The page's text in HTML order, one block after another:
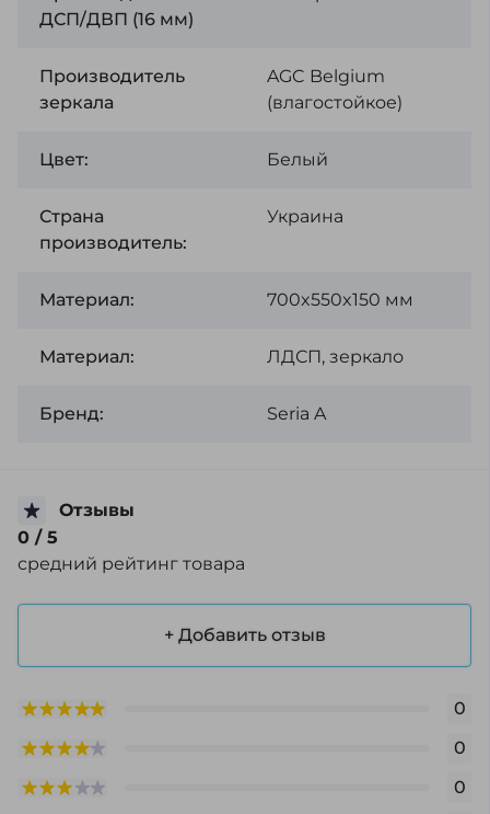
ДСП/ДВП (16 мм)
Производитель
зеркала
AGC Belgium
(влагостойкое)
Цвет: Белый
Страна
производитель:
Украина
Материал: 700x550x150 мм
Материал: ЛДСП, зеркало
Бренд: Seria A
Отзывы
0 / 5
средний рейтинг товара
+ Добавить отзыв
0
0
0